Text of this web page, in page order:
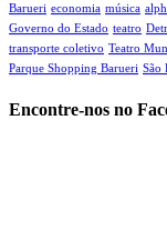
Barueri economia música
Governo do Estado teatro
transporte coletivo Teatro
Parque Shopping Barueri São
Encontre-nos no